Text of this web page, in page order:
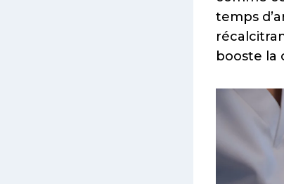
temps
booste la